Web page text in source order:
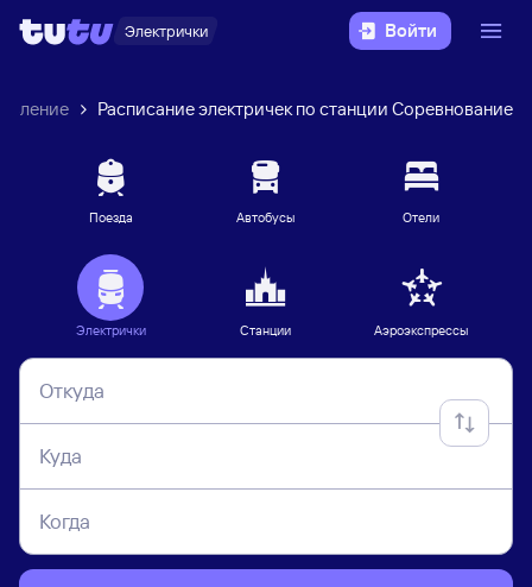
Электрички Войти
Расписание электричек по станции Соревнование
Поезда Автобусы Отели
Электрички Станции Аэроэкспрессы
Откуда
Куда
Когда